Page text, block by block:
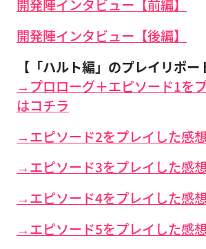
開発陣インタビュー【前編】
開発陣インタビュー【後編】
【「ハルト編」のプレイリポー
→プロローグ＋エピソード1を
はコチラ
→エピソード2をプレイした感
→エピソード3をプレイした感
→エピソード4をプレイした感
→エピソード5をプレイした感